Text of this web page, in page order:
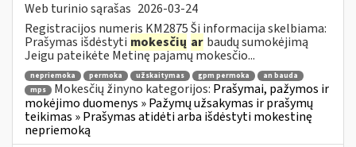
Web turinio sąrašas 2026-03-24
Registracijos numeris KM2875 Ši informacija skelbiama:
Prašymas išdėstyti mokesčių ar baudų sumokėjimą
Jeigu pateikėte Metinę pajamų mokesčio...
nepriemoka permoka užskaitymas gpm permoka
an bauda
mps
Mokesčių žinyno kategorijos: Prašymai, pažymos ir
mokėjimo duomenys » Pažymų užsakymas ir prašymų
teikimas » Prašymas atidėti arba išdėstyti mokestinę
nepriemoką